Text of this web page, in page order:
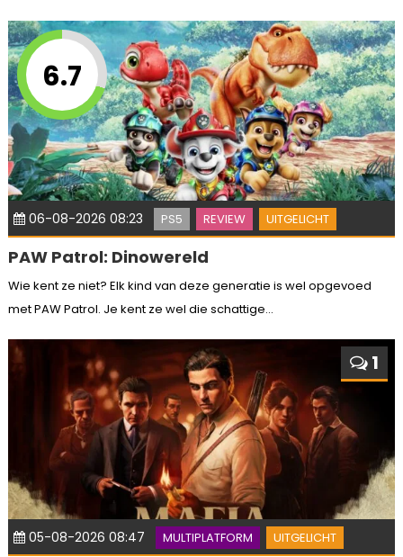
6.7
06-08-2026 08:23 PS5 REVIEW UITGELICHT
PAW Patrol: Dinowereld
Wie kent ze niet? Elk kind van deze generatie is wel opgevoed
met PAW Patrol. Je kent ze wel die schattige...
1
05-08-2026 08:47 MULTIPLATFORM UITGELICHT